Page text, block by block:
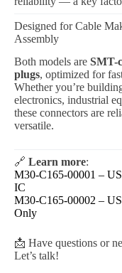
Designed for Cable
Assembly
Both models are SMT-
plugs, optimized for
Whether you’re
electronics, industrial
these connectors are
versatile.
🔗 Learn more:
M30-C165-00001 –
IC
M30-C165-00002 –
Only
📩 Have questions or
Let’s talk!